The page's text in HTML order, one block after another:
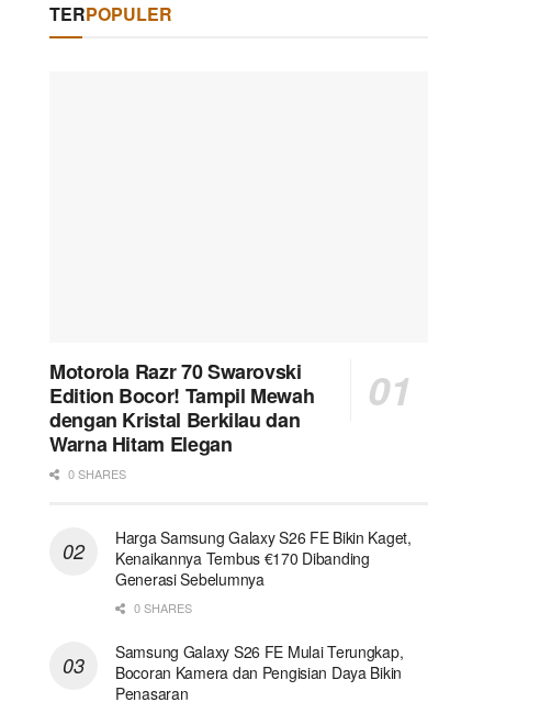
TERPOPULER
Motorola Razr 70 Swarovski
Edition Bocor! Tampil Mewah
dengan Kristal Berkilau dan
Warna Hitam Elegan
0 SHARES
Harga Samsung Galaxy S26 FE Bikin Kaget,
Kenaikannya Tembus €170 Dibanding
Generasi Sebelumnya
0 SHARES
Samsung Galaxy S26 FE Mulai Terungkap,
Bocoran Kamera dan Pengisian Daya Bikin
Penasaran